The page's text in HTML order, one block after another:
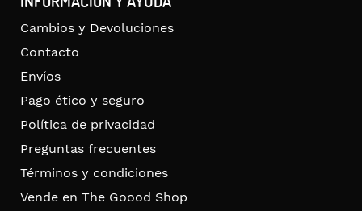
Cambios y Devoluciones
Contacto
Envíos
Pago ético y seguro
Política de privacidad
Preguntas frecuentes
Términos y condiciones
Vende en The Goood Shop